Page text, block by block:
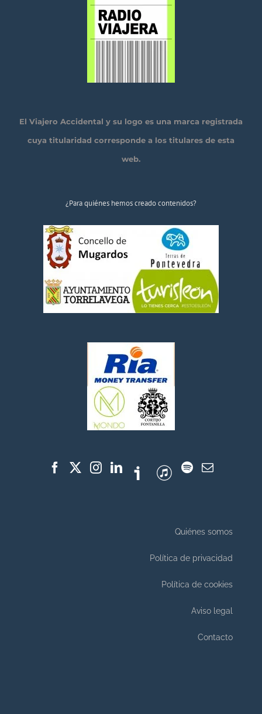
El Viajero Accidental y su logo es una marca registrada
cuya titularidad corresponde a los titulares de esta
web.
¿Para quiénes hemos creado contenidos?
Quiénes somos
Política de privacidad
Política de cookies
Aviso legal
Contacto